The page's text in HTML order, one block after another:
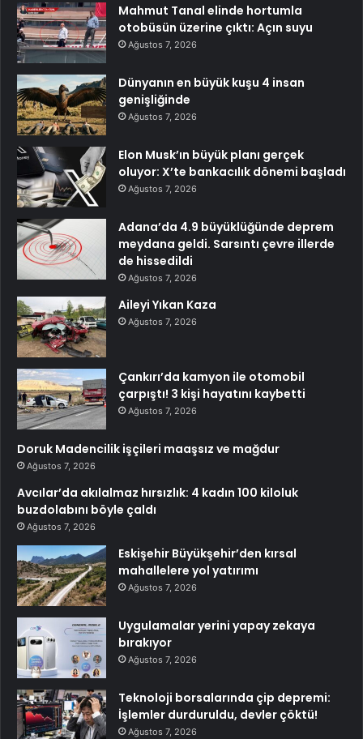
Mahmut Tanal elinde hortumla
otobüsün üzerine çıktı: Açın suyu
Ağustos 7, 2026
Dünyanın en büyük kuşu 4 insan
genişliğinde
Ağustos 7, 2026
Elon Musk’ın büyük planı gerçek
oluyor: X’te bankacılık dönemi başladı
Ağustos 7, 2026
Adana’da 4.9 büyüklüğünde deprem
meydana geldi. Sarsıntı çevre illerde
de hissedildi
Ağustos 7, 2026
Aileyi Yıkan Kaza
Ağustos 7, 2026
Çankırı’da kamyon ile otomobil
çarpıştı! 3 kişi hayatını kaybetti
Ağustos 7, 2026
Doruk Madencilik işçileri maaşsız ve mağdur
Ağustos 7, 2026
Avcılar’da akılalmaz hırsızlık: 4 kadın 100 kiloluk
buzdolabını böyle çaldı
Ağustos 7, 2026
Eskişehir Büyükşehir’den kırsal
mahallelere yol yatırımı
Ağustos 7, 2026
Uygulamalar yerini yapay zekaya
bırakıyor
Ağustos 7, 2026
Teknoloji borsalarında çip depremi:
İşlemler durduruldu, devler çöktü!
Ağustos 7, 2026